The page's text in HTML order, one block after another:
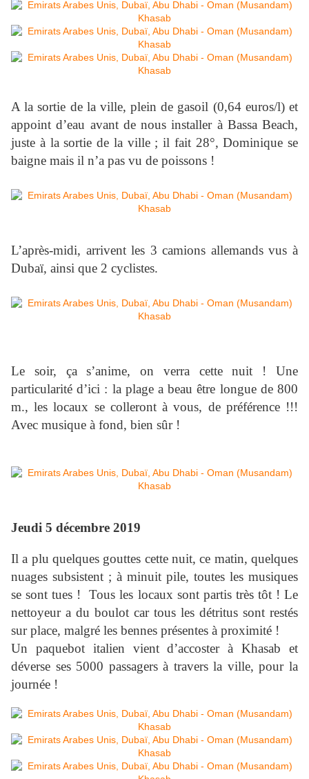
A la sortie de la ville, plein de gasoil (0,64 euros/l) et
appoint d’eau avant de nous installer à Bassa Beach,
juste à la sortie de la ville ; il fait 28°, Dominique se
baigne mais il n’a pas vu de poissons !
L’après-midi, arrivent les 3 camions allemands vus à
Dubaï, ainsi que 2 cyclistes.
Le soir, ça s’anime, on verra cette nuit ! Une
particularité d’ici : la plage a beau être longue de 800
m., les locaux se colleront à vous, de préférence !!!
Avec musique à fond, bien sûr !
Jeudi 5 décembre 2019
Il a plu quelques gouttes cette nuit, ce matin, quelques
nuages subsistent ; à minuit pile, toutes les musiques
se sont tues ! Tous les locaux sont partis très tôt ! Le
nettoyeur a du boulot car tous les détritus sont restés
sur place, malgré les bennes présentes à proximité !
Un paquebot italien vient d’accoster à Khasab et
déverse ses 5000 passagers à travers la ville, pour la
journée !